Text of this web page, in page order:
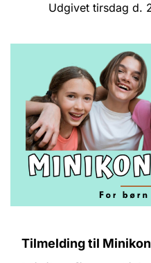
Udgivet tirsdag d.
Tilmelding til